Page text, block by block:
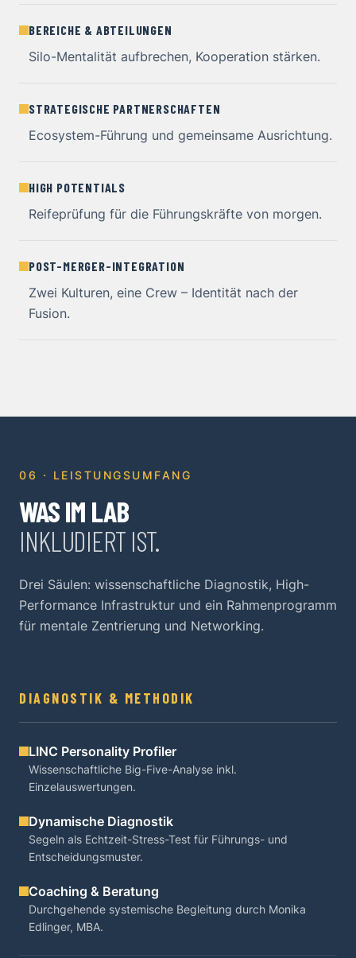
BEREICHE & ABTEILUNGEN
Silo-Mentalität aufbrechen, Kooperation stärken.
STRATEGISCHE PARTNERSCHAFTEN
Ecosystem-Führung und gemeinsame Ausrichtung.
HIGH POTENTIALS
Reifeprüfung für die Führungskräfte von morgen.
POST-MERGER-INTEGRATION
Zwei Kulturen, eine Crew – Identität nach der
Fusion.
06 · LEISTUNGSUMFANG
WAS IM LAB
INKLUDIERT IST.
Drei Säulen: wissenschaftliche Diagnostik, High-
Performance Infrastruktur und ein Rahmenprogramm
für mentale Zentrierung und Networking.
DIAGNOSTIK & METHODIK
LINC Personality Profiler
Wissenschaftliche Big-Five-Analyse inkl.
Einzelauswertungen.
Dynamische Diagnostik
Segeln als Echtzeit-Stress-Test für Führungs- und
Entscheidungsmuster.
Coaching & Beratung
Durchgehende systemische Begleitung durch Monika
Edlinger, MBA.